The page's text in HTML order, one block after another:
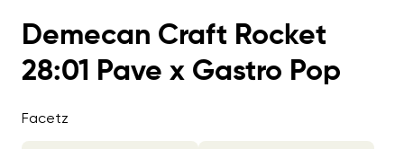
Demecan Craft Rocket
28:01 Pave x Gastro Pop
Facetz